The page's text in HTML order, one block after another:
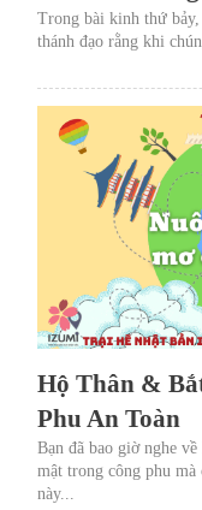
Trong bài kinh thứ
thánh đạo rằng khi
Hộ Thân &
Phu An Toàn
Bạn đã bao giờ nghe
mật trong công phu
này...